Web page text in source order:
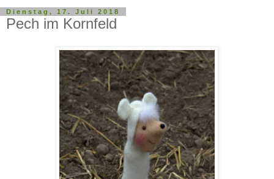
Dienstag, 17. Juli 2018
Pech im Kornfeld